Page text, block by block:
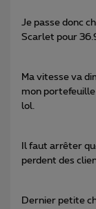
Je passe donc
Scarlet pour
Ma vitesse va
mon
lol.
Il faut arrêter
perdent des
Dernier petite